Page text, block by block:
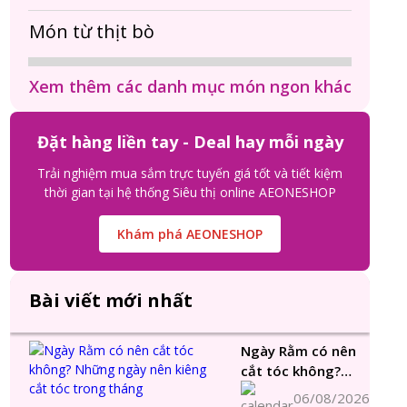
Món từ thịt bò
Xem thêm các danh mục món ngon khác
Đặt hàng liền tay - Deal hay mỗi ngày
Trải nghiệm mua sắm trực tuyến giá tốt và tiết kiệm
thời gian tại hệ thống Siêu thị online AEONESHOP
Khám phá AEONESHOP
Bài viết mới nhất
Ngày Rằm có nên
cắt tóc không?
Những ngày nên
06/08/2026